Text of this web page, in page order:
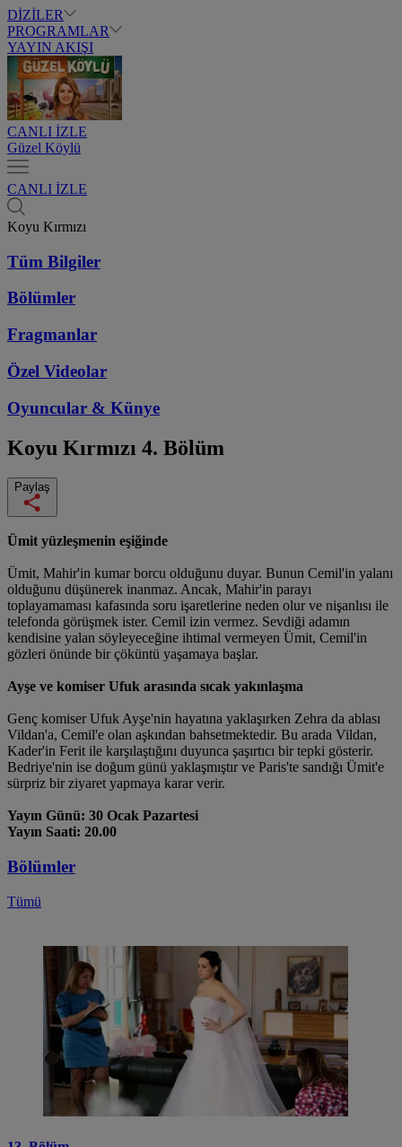
DİZİLER
PROGRAMLAR
YAYIN AKIŞI
CANLI İZLE
Güzel Köylü
CANLI İZLE
Koyu Kırmızı
Tüm Bilgiler
Bölümler
Fragmanlar
Özel Videolar
Oyuncular & Künye
Koyu Kırmızı 4. Bölüm
Paylaş
Ümit yüzleşmenin eşiğinde
Ümit, Mahir'in kumar borcu olduğunu duyar. Bunun Cemil'in yalanı
olduğunu düşünerek inanmaz. Ancak, Mahir'in parayı
toplayamaması kafasında soru işaretlerine neden olur ve nişanlısı ile
telefonda görüşmek ister. Cemil izin vermez. Sevdiği adamın
kendisine yalan söyleyeceğine ihtimal vermeyen Ümit, Cemil'in
gözleri önünde bir çöküntü yaşamaya başlar.
Ayşe ve komiser Ufuk arasında sıcak yakınlaşma
Genç komiser Ufuk Ayşe'nin hayatına yaklaşırken Zehra da ablası
Vildan'a, Cemil'e olan aşkından bahsetmektedir. Bu arada Vildan,
Kader'in Ferit ile karşılaştığını duyunca şaşırtıcı bir tepki gösterir.
Bedriye'nin ise doğum günü yaklaşmıştır ve Paris'te sandığı Ümit'e
sürpriz bir ziyaret yapmaya karar verir.
Yayın Günü: 30 Ocak Pazartesi
Yayın Saati: 20.00
Bölümler
Tümü